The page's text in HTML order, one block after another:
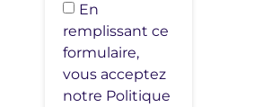
En
remplissant ce
formulaire,
vous acceptez
notre Politique